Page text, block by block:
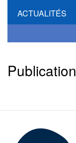
ACTUALITÉS
Publication